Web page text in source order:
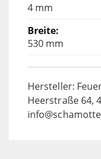
4 mm
530 mm
Hersteller:
Heerstraße 64,